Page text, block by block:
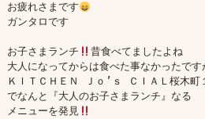
お疲れさまです
ガンタロです
お子さまランチ
昔食べてましたよね
大人になってからは食べた事なかったです
ＫＩＴＣＨＥＮ Ｊｏ’ｓ ＣＩＡＬ桜木町
でなんと『大人のお子さまランチ』なる
メニューを発見